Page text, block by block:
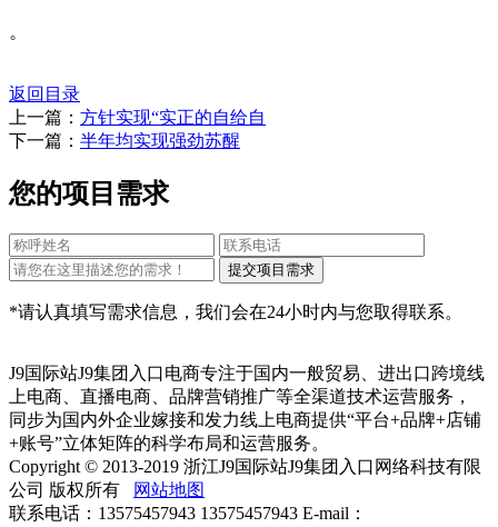
。
返回目录
上一篇： 方针实现“实正的自给自
下一篇： 半年均实现强劲苏醒
您的项目需求
*请认真填写需求信息，我们会在24小时内与您取得联系。
J9国际站J9集团入口电商专注于国内一般贸易、进出口跨境线
上电商、直播电商、品牌营销推广等全渠道技术运营服务，
同步为国内外企业嫁接和发力线上电商提供“平台+品牌+店铺
+账号”立体矩阵的科学布局和运营服务。
Copyright © 2013-2019 浙江J9国际站J9集团入口网络科技有限
公司 版权所有
网站地图
联系电话：13575457943 13575457943 E-mail：